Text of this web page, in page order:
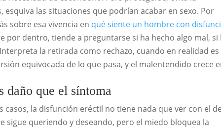
esquiva las situaciones que podrían acabar en sexo. Por
sobre esa vivencia en qué siente un hombre con
por dentro, tiende a preguntarse si ha hecho algo mal, si
la retirada como rechazo, cuando en realidad es
equivocada de lo que pasa, y el malentendido crece
daño que el síntoma
casos, la disfunción eréctil no tiene nada que ver con el
sigue queriendo y deseando, pero el miedo bloquea la